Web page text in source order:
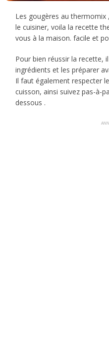
Les gougères au
le cuisiner, voila la recette
vous à la maison. facile et
Pour bien réussir la recette,
ingrédients et les préparer
Il faut également respecter
cuisson, ainsi suivez pas-à-
dessous .